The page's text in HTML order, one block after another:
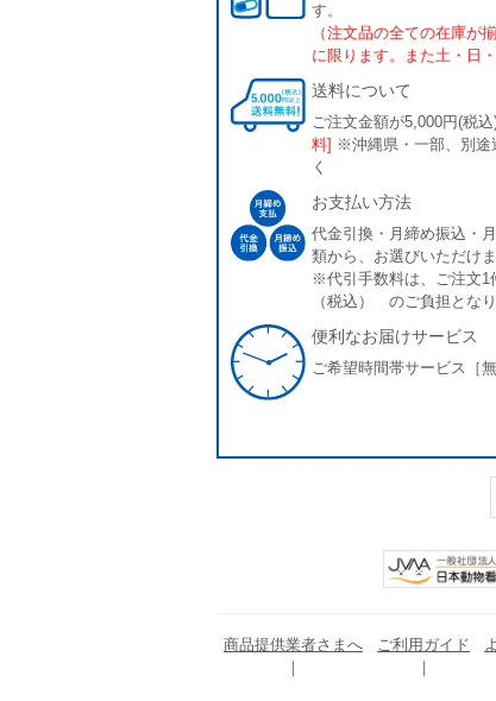
す。
（注文品の全ての在庫が
に限ります。また土・日
送料について
ご注文金額が5,000円(税込
料] ※沖縄県・一部、別途
く
お支払い方法
代金引換・月締め振込・
類から、お選びいただけま
※代引手数料は、ご注文1
（税込） のご負担となり
便利なお届けサービス
ご希望時間帯サービス［無
商品提供業者さまへ ご利用ガイド